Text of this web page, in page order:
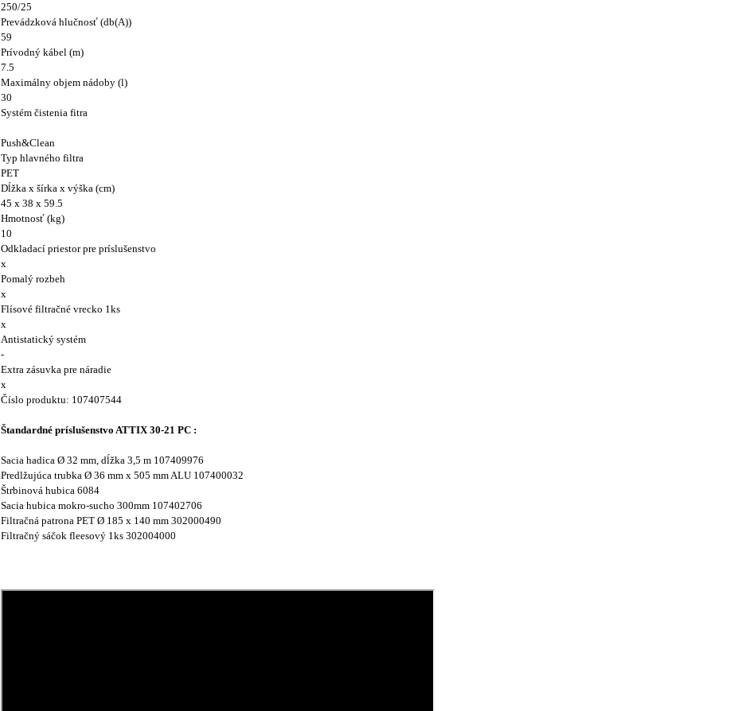
250/25
Prevádzková hlučnosť (db(A))
59
Prívodný kábel (m)
7.5
Maximálny objem nádoby (l)
30
Systém čistenia fitra
Push&Clean
Typ hlavného filtra
PET
Dĺžka x šírka x výška (cm)
45 x 38 x 59.5
Hmotnosť (kg)
10
Odkladací priestor pre príslušenstvo
x
Pomalý rozbeh
x
Flísové filtračné vrecko 1ks
x
Antistatický systém
-
Extra zásuvka pre náradie
x
Číslo produktu: 107407544
Štandardné príslušenstvo ATTIX 30-21 PC :
Sacia hadica Ø 32 mm, dĺžka 3,5 m 107409976
Predlžujúca trubka Ø 36 mm x 505 mm ALU 107400032
Štrbinová hubica 6084
Sacia hubica mokro-sucho 300mm 107402706
Filtračná patrona PET Ø 185 x 140 mm 302000490
Filtračný sáčok fleesový 1ks 302004000